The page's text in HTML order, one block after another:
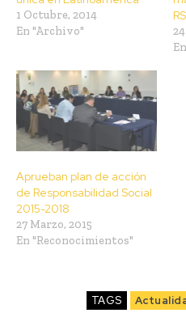
1 Octubre, 2014
En "Archivo"
RS
Aprueban plan de acción
de Responsabilidad Social
2015-2018
27 Marzo, 2015
En "Reconocimientos"
TAGS